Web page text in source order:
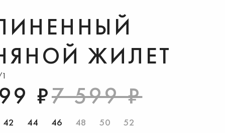
ЖИЛЕТ
₽7 599 ₽
42 44 46 48 50 52